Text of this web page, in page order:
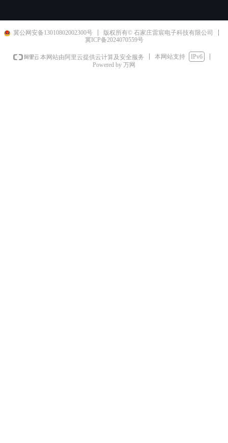
冀公网安备13010802002300号
版权所有© 石家庄雷宸电子科技有限公司
冀ICP备2024070559号
本网站由阿里云提供云计算及安全服务 本网站支持
IPv6
Powered by 万网